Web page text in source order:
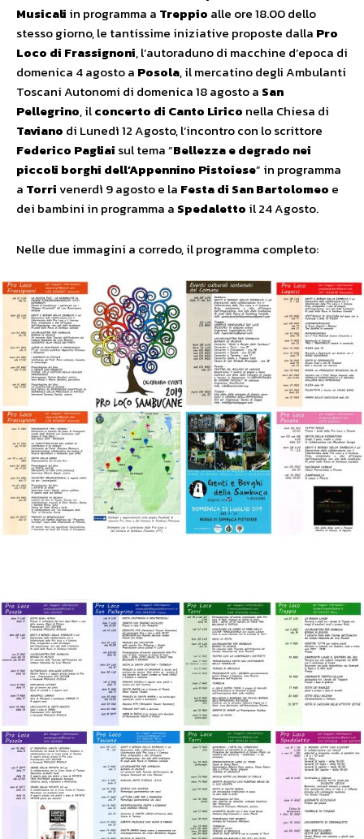
Musicali in programma a Treppio alle ore 18.00 dello
stesso giorno, le tantissime iniziative proposte dalla Pro
Loco di Frassignoni, l’autoraduno di macchine d’epoca di
domenica 4 agosto a Posola, il mercatino degli Ambulanti
Toscani Autonomi di domenica 18 agosto a San
Pellegrino, ilconcerto di Canto Lirico nella Chiesa di
Taviano di Lunedì 12 Agosto, l’incontro con lo scrittore
Federico Pagliai sul tema “Bellezza e degrado nei
piccoli borghi dell’Appennino Pistoiese” in programma
a Torrivenerdì 9 agosto e la Festa di San Bartolomeo e
dei bambini in programma a Spedaletto il 24 Agosto.
Nelle due immagini a corredo, il programma completo: